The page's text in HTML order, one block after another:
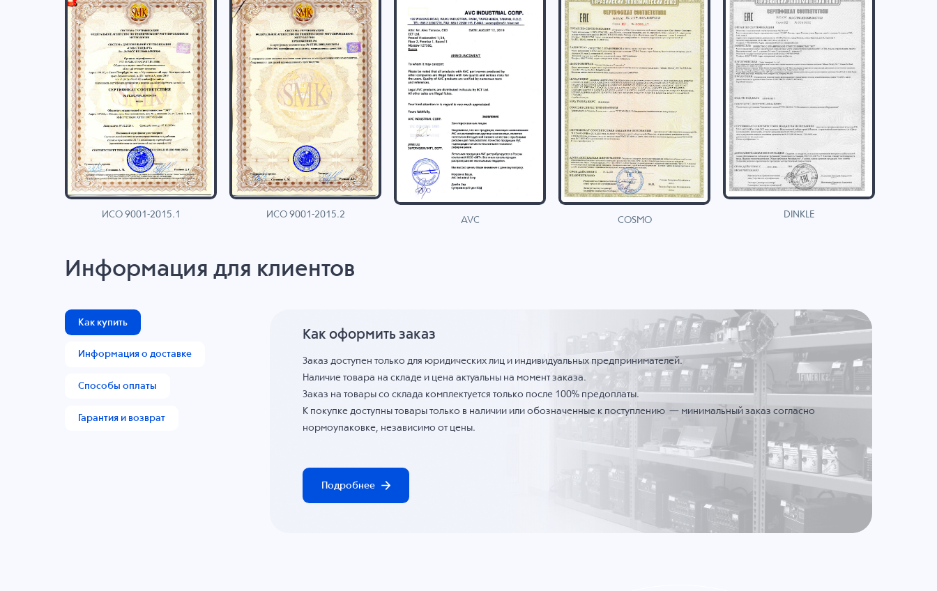
ИСО 9001-2015.1 ИСО 9001-2015.2
AVC COSMO
DINKLE
Информация для клиентов
Как купить
Информация о доставке
Способы оплаты
Гарантия и возврат
Как оформить заказ
Заказ доступен только для юридических лиц и индивидуальных предпринимателей.
Наличие товара на складе и цена актуальны на момент заказа.
Заказ на товары со склада комплектуется только после 100% предоплаты.
К покупке доступны товары только в наличии или обозначенные к поступлению — минимальный заказ согласно
нормоупаковке, независимо от цены.
Подробнее